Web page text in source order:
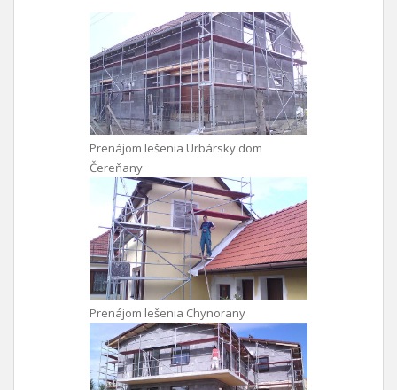
Prenájom lešenia Urbársky dom
Čereňany
Prenájom lešenia Chynorany